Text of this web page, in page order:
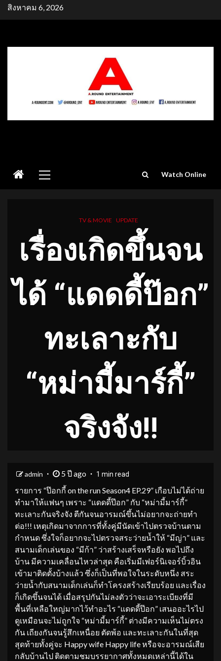
Skipสิงหาคม 6, 2026
Menu
Watch Online
TV & MOVIE UPDATE
เรื่องเกิดขึ้นจน
ได้ “แดดดี้ป๊อก”
ทะเลาะกับ
“หม่ามี้มาร์กี้”
จริงจัง!!
admin 5 ปี ago 1 min read
รายการ “ป๊อกกี้ on the run Season4 EP.29” เกือบไม่ได้ถ่าย
ทำมาให้แฟนๆ เพราะ “แดดดี้ป๊อก” กับ “หม่ามี้มาร์กี้”
ทะเลาะกันจริงจัง ตีกันจนอารมณ์ขึ้นไม่อยากจะถ่ายทำ
ต่อ!!! เหตุเกิดมาจากการที่ทั้งคู่มีนัดเข้าไปตรวจบ้านตาม
กำหนด ซึ่งใจก็อยากจะไปตรวจสระว่ายน้ำให้ “มีญ่า” และ
สนามเด็กเล่นของ “มีก้า” ว่าสร้างเสร็จหรือยัง พอไปถึง
บ้าน มีความเคลื่อนไหวล่าสุด คือเริ่มมีเฟอร์นิเจอร์บิ้วอิน
เข้ามาติดตั้งบ้างแล้ว ซึ่งก็เป็นที่พอใจในระดับหนึ่ง สระ
ว่ายน้ำกับสนามเด็กเล่นก็ทำโครงสร้างเรียบร้อย และเรื่อง
ก็เกิดขึ้นจนได้ เมื่อสรุปกันไม่ลงตัวว่าจะเอาระเบียงที่มี
พื้นที่เหลือใหญ่มากไว้ทำอะไร “แดดดี้ป๊อก” เสนออะไรไป
ดูเหมือนจะไม่ถูกใจ “หม่ามี้มาร์กี้” ต่างมีความเห็นไม่ตรง
กัน เถียงกันจนรู้สึกเหนื่อย ตัดพ้อ และทะเลาะกันในที่สุด
สุดท้ายทั้งคู่จะ Happy wife Happy life หรือจะอารมณ์เสีย
กลับบ้านไป ติดตามชมบรรยากาศทั้งหมดเหล่านี้ได้ใน